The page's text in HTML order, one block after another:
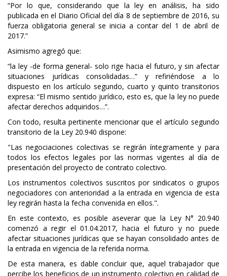
“Por lo que, considerando que la ley en análisis, ha sido
publicada en el Diario Oficial del día 8 de septiembre de 2016, su
fuerza obligatoria general se inicia a contar del 1 de abril de
2017.”
Asimismo agregó que:
“la ley -de forma general- solo rige hacia el futuro, y sin afectar
situaciones jurídicas consolidadas…” y refiriéndose a lo
dispuesto en los artículo segundo, cuarto y quinto transitorios
expresa: “El mismo sentido jurídico, esto es, que la ley no puede
afectar derechos adquiridos…”.
Con todo, resulta pertinente mencionar que el artículo segundo
transitorio de la Ley 20.940 dispone:
"Las negociaciones colectivas se regirán íntegramente y para
todos los efectos legales por las normas vigentes al día de
presentación del proyecto de contrato colectivo.
Los instrumentos colectivos suscritos por sindicatos o grupos
negociadores con anterioridad a la entrada en vigencia de esta
ley regirán hasta la fecha convenida en ellos.".
En este contexto, es posible aseverar que la Ley N° 20.940
comenzó a regir el 01.04.2017, hacia el futuro y no puede
afectar situaciones jurídicas que se hayan consolidado antes de
la entrada en vigencia de la referida norma.
De esta manera, es dable concluir que, aquel trabajador que
percibe los beneficios de un instrumento colectivo en calidad de